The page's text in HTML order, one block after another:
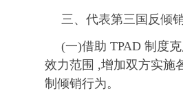
三、代表第三国反倾
(一)借助 TPAD 制度
效力范围 ,增加双方实施
制倾销行为。